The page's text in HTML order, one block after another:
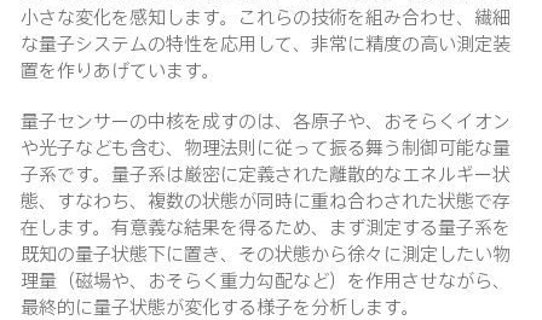
小さな変化を感知します。これらの技術を組み合わせ、繊細
な量子システムの特性を応用して、非常に精度の高い測定装
置を作りあげています。
量子センサーの中核を成すのは、各原子や、おそらくイオン
や光子なども含む、物理法則に従って振る舞う制御可能な量
子系です。量子系は厳密に定義された離散的なエネルギー状
態、すなわち、複数の状態が同時に重ね合わされた状態で存
在します。有意義な結果を得るため、まず測定する量子系を
既知の量子状態下に置き、その状態から徐々に測定したい物
理量（磁場や、おそらく重力勾配など）を作用させながら、
最終的に量子状態が変化する様子を分析します。